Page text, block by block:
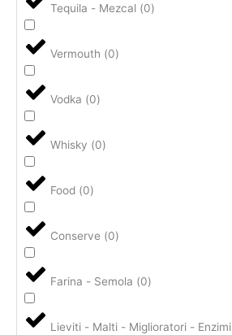
Tequila - Mezcal (0)
Vermouth (0)
Vodka (0)
Whisky (0)
Food (0)
Conserve (0)
Farina - Semola (0)
Lieviti - Malti - Miglioratori - Enzimi